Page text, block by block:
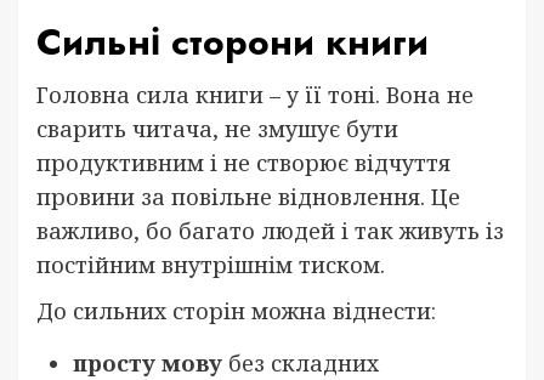
Сильні сторони книги
Головна сила книги – у її тоні. Вона не
сварить читача, не змушує бути
продуктивним і не створює відчуття
провини за повільне відновлення. Це
важливо, бо багато людей і так живуть із
постійним внутрішнім тиском.
До сильних сторін можна віднести:
просту мову без складних